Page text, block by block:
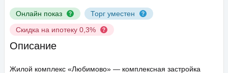
Онлайн показ
Торг уместен
Скидка на ипотеку 0,3%
Описание
Жилой комплекс «Любимово» — комплексная застройка